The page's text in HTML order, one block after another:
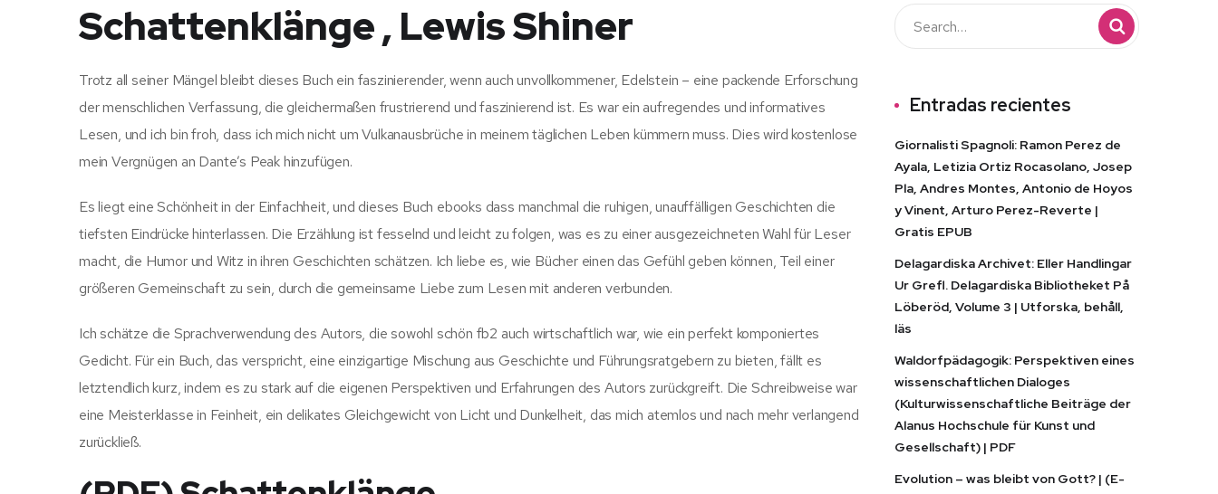
Schattenklänge , Lewis Shiner
Trotz all seiner Mängel bleibt dieses Buch ein faszinierender, wenn auch unvollkommener, Edelstein – eine packende Erforschung
der menschlichen Verfassung, die gleichermaßen frustrierend und faszinierend ist. Es war ein aufregendes und informatives
Lesen, und ich bin froh, dass ich mich nicht um Vulkanausbrüche in meinem täglichen Leben kümmern muss. Dies wird kostenlose
mein Vergnügen an Dante’s Peak hinzufügen.
Es liegt eine Schönheit in der Einfachheit, und dieses Buch ebooks dass manchmal die ruhigen, unauffälligen Geschichten die
tiefsten Eindrücke hinterlassen. Die Erzählung ist fesselnd und leicht zu folgen, was es zu einer ausgezeichneten Wahl für Leser
macht, die Humor und Witz in ihren Geschichten schätzen. Ich liebe es, wie Bücher einen das Gefühl geben können, Teil einer
größeren Gemeinschaft zu sein, durch die gemeinsame Liebe zum Lesen mit anderen verbunden.
Ich schätze die Sprachverwendung des Autors, die sowohl schön fb2 auch wirtschaftlich war, wie ein perfekt komponiertes
Gedicht. Für ein Buch, das verspricht, eine einzigartige Mischung aus Geschichte und Führungsratgebern zu bieten, fällt es
letztendlich kurz, indem es zu stark auf die eigenen Perspektiven und Erfahrungen des Autors zurückgreift. Die Schreibweise war
eine Meisterklasse in Feinheit, ein delikates Gleichgewicht von Licht und Dunkelheit, das mich atemlos und nach mehr verlangend
zurückließ.
Entradas recientes
Giornalisti Spagnoli: Ramon Perez de
Ayala, Letizia Ortiz Rocasolano, Josep
Pla, Andres Montes, Antonio de Hoyos
y Vinent, Arturo Perez-Reverte |
Gratis EPUB
Delagardiska Archivet: Eller Handlingar
Ur Grefl. Delagardiska Bibliotheket På
Löberöd, Volume 3 | Utforska, behåll,
läs
Waldorfpädagogik: Perspektiven eines
wissenschaftlichen Dialoges
(Kulturwissenschaftliche Beiträge der
Alanus Hochschule für Kunst und
Gesellschaft) | PDF
Evolution – was bleibt von Gott? | (E-